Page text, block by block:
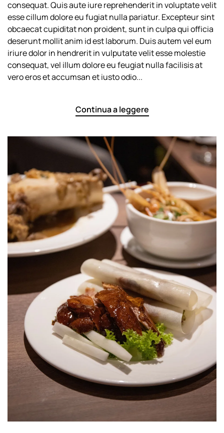
consequat. Quis aute iure reprehenderit in voluptate velit
esse cillum dolore eu fugiat nulla pariatur. Excepteur sint
obcaecat cupiditat non proident, sunt in culpa qui officia
deserunt mollit anim id est laborum. Duis autem vel eum
iriure dolor in hendrerit in vulputate velit esse molestie
consequat, vel illum dolore eu feugiat nulla facilisis at
vero eros et accumsan et iusto odio...
Continua a leggere